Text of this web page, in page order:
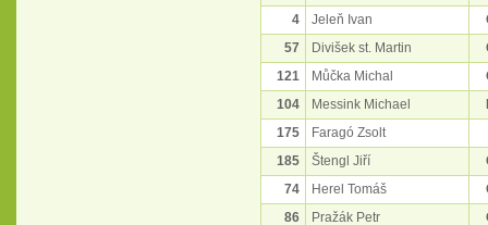
4
Jeleň Ivan
57
Divišek st. Martin
121
Můčka Michal
104
Messink Michael
175
Faragó Zsolt
185
Štengl Jiří
74
Herel Tomáš
86
Pražák Petr